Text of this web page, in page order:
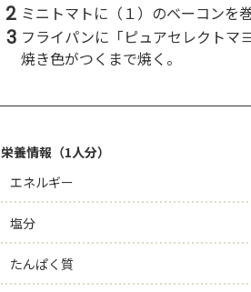
2 ミニトマトに（１）のベーコンを
3 フライパンに「ピュアセレクトマ
焼き色がつくまで焼く。
栄養情報（1人分）
エネルギー
塩分
たんぱく質